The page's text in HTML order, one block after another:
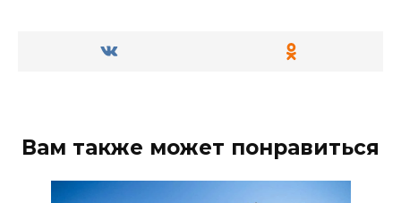
Вам также может понравиться